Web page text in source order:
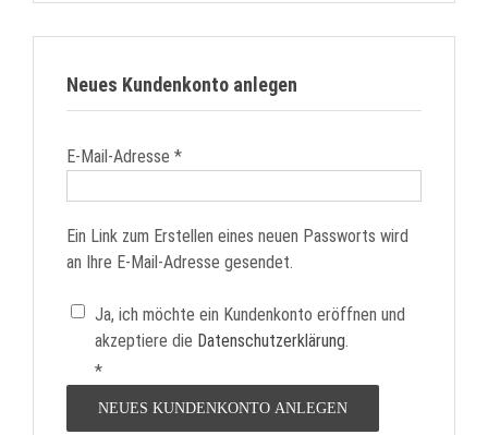
Neues Kundenkonto anlegen
E-Mail-Adresse *Erforderlich
Ein Link zum Erstellen eines neuen Passworts wird
an Ihre E-Mail-Adresse gesendet.
Ja, ich möchte ein Kundenkonto eröffnen und
akzeptiere die Datenschutzerklärung.
*
Erforderlich
NEUES KUNDENKONTO ANLEGEN